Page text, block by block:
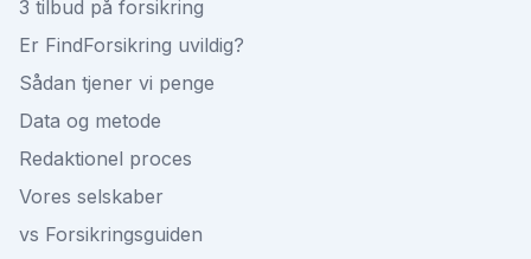
3 tilbud på forsikring
Er FindForsikring uvildig?
Sådan tjener vi penge
Data og metode
Redaktionel proces
Vores selskaber
vs Forsikringsguiden